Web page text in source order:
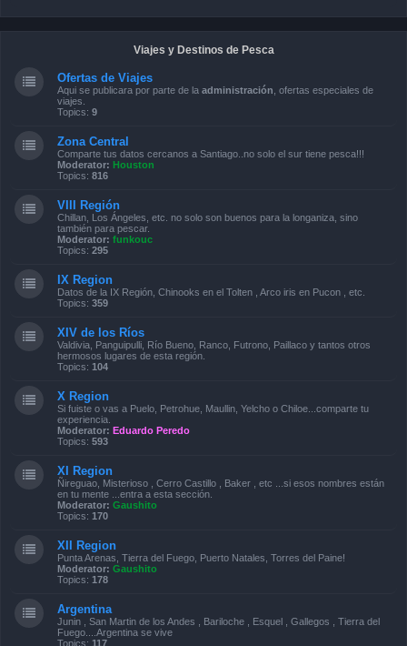
Viajes y Destinos de Pesca
Ofertas de Viajes
Aqui se publicara por parte de la administración , ofertas especiales de
viajes.
Topics: 9
Zona Central
Comparte tus datos cercanos a Santiago..no solo el sur tiene pesca!!!
Moderator: Houston
Topics: 816
VIII Región
Chillan, Los Ángeles, etc. no solo son buenos para la longaniza, sino
también para pescar.
Moderator: funkouc
Topics: 295
IX Region
Datos de la IX Región, Chinooks en el Tolten , Arco iris en Pucon , etc.
Topics: 359
XIV de los Ríos
Valdivia, Panguipulli, Río Bueno, Ranco, Futrono, Paillaco y tantos otros
hermosos lugares de esta región.
Topics: 104
X Region
Si fuiste o vas a Puelo, Petrohue, Maullin, Yelcho o Chiloe...comparte tu
experiencia.
Moderator: Eduardo Peredo
Topics: 593
XI Region
Ñireguao, Misterioso , Cerro Castillo , Baker , etc ...si esos nombres están
en tu mente ...entra a esta sección.
Moderator: Gaushito
Topics: 170
XII Region
Punta Arenas, Tierra del Fuego, Puerto Natales, Torres del Paine!
Moderator: Gaushito
Topics: 178
Argentina
Junin , San Martin de los Andes , Bariloche , Esquel , Gallegos , Tierra del
Fuego....Argentina se vive
Topics: 117